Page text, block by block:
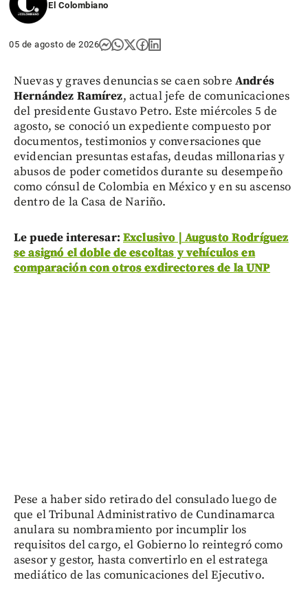
El Colombiano
05 de agosto de 2026
Nuevas y graves denuncias se caen sobre Andrés
Hernández Ramírez, actual jefe de comunicaciones
del presidente Gustavo Petro. Este miércoles 5 de
agosto, se conoció un expediente compuesto por
documentos, testimonios y conversaciones que
evidencian presuntas estafas, deudas millonarias y
abusos de poder cometidos durante su desempeño
como cónsul de Colombia en México y en su ascenso
dentro de la Casa de Nariño.
Le puede interesar: Exclusivo | Augusto Rodríguez
se asignó el doble de escoltas y vehículos en
comparación con otros exdirectores de la UNP
Pese a haber sido retirado del consulado luego de
que el Tribunal Administrativo de Cundinamarca
anulara su nombramiento por incumplir los
requisitos del cargo, el Gobierno lo reintegró como
asesor y gestor, hasta convertirlo en el estratega
mediático de las comunicaciones del Ejecutivo.